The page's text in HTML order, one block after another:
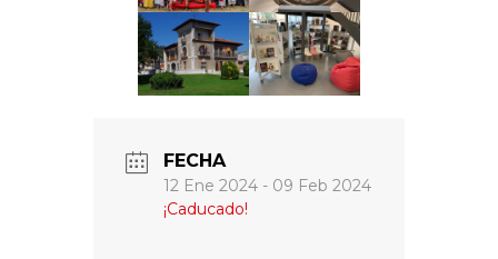
FECHA
12 Ene 2024 - 09 Feb 2024
¡Caducado!